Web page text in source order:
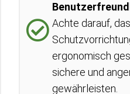
Achte darauf,
ergonomisch
sichere und
gewährleisten.